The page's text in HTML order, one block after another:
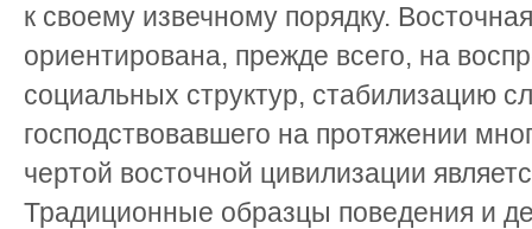
к своему извечному порядку.
ориентирована, прежде всего, на
социальных структур, стабилизацию
господствовавшего на протяжении
чертой восточной цивилизации
Традиционные образцы поведения и